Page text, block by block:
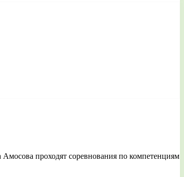
проходят соревнования по компетенциям